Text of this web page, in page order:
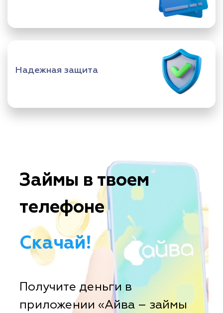
Надежная защита
Займы в твоем
телефоне
Скачай!
Получите деньги в
приложении «Айва – займы